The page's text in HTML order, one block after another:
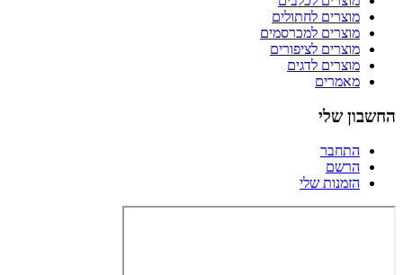
מוצרים לחתולים
מוצרים למכרסמים
מוצרים לציפורים
מוצרים לדגים
מאמרים
החשבון שלי
התחבר
הרשם
הזמנות שלי